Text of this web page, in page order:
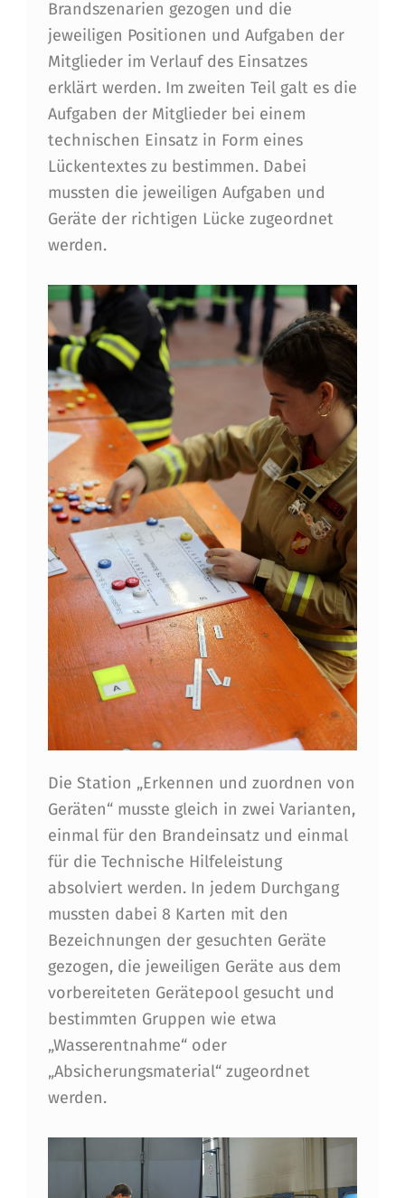
F
E
U
E
R
W
E
H
J
U
G
E
N
D
-
L
E
I
S
T
U
N
G
S
A
B
Z
E
I
C
H
E
N
Brandszenarien gezogen und die
jeweiligen Positionen und Aufgaben der
Mitglieder im Verlauf des Einsatzes
erklärt werden. Im zweiten Teil galt es die
Aufgaben der Mitglieder bei einem
technischen Einsatz in Form eines
Lückentextes zu bestimmen. Dabei
mussten die jeweiligen Aufgaben und
Geräte der richtigen Lücke zugeordnet
werden.
Die Station „Erkennen und zuordnen von
Geräten“ musste gleich in zwei Varianten,
einmal für den Brandeinsatz und einmal
für die Technische Hilfeleistung
absolviert werden. In jedem Durchgang
mussten dabei 8 Karten mit den
Bezeichnungen der gesuchten Geräte
gezogen, die jeweiligen Geräte aus dem
vorbereiteten Gerätepool gesucht und
bestimmten Gruppen wie etwa
„Wasserentnahme“ oder
„Absicherungsmaterial“ zugeordnet
werden.